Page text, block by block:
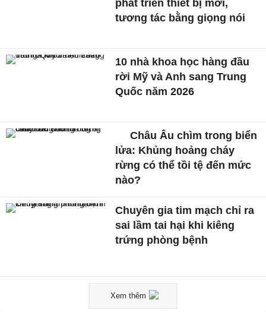
phát triển thiết bị mới,
tương tác bằng giọng nói
10 nhà khoa học hàng đầu
rời Mỹ và Anh sang Trung
Quốc năm 2026
Châu Âu chìm trong biển
lửa: Khủng hoảng cháy
rừng có thể tồi tệ đến mức
nào?
Chuyên gia tim mạch chỉ ra
sai lầm tai hại khi kiêng
trứng phòng bệnh
Xem thêm